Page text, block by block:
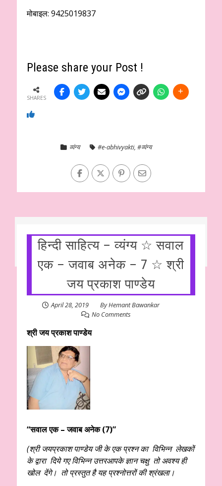
मोबाइल: 9425019837
Please share your Post !
SHARES
व्यंग्य #e-abhivyakti, #व्यंग्य
हिन्दी साहित्य – व्यंग्य ☆ सवाल
एक – जवाब अनेक – 7 ☆ श्री
जय प्रकाश पाण्डेय
April 28, 2019 ByHemant Bawankar
No Comments
श्री जय प्रकाश पाण्डेय
“सवाल एक – जवाब अनेक (7)”
(श्री जयप्रकाश पाण्डेय जी के एक प्रश्न का विभिन्न लेखकों
के द्वारा दिये गए विभिन्न उत्तरआपके ज्ञान चक्षु तो अवश्य ही
खोल देंगे। तो प्रस्तुत है यह प्रश्नोत्तरों की श्रंखला।